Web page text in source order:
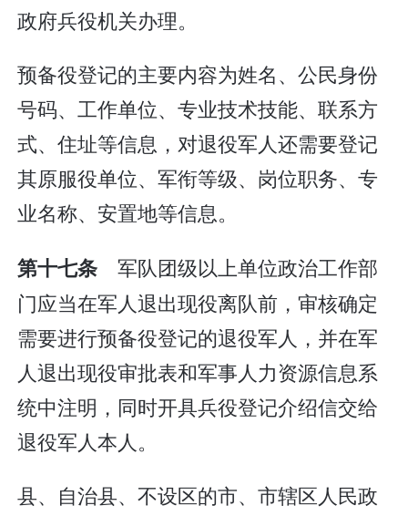
政府兵役机关办理。
预备役登记的主要内容为姓名、公民身份
号码、工作单位、专业技术技能、联系方
式、住址等信息，对退役军人还需要登记
其原服役单位、军衔等级、岗位职务、专
业名称、安置地等信息。
第十七条军队团级以上单位政治工作部
门应当在军人退出现役离队前，审核确定
需要进行预备役登记的退役军人，并在军
人退出现役审批表和军事人力资源信息系
统中注明，同时开具兵役登记介绍信交给
退役军人本人。
县、自治县、不设区的市、市辖区人民政